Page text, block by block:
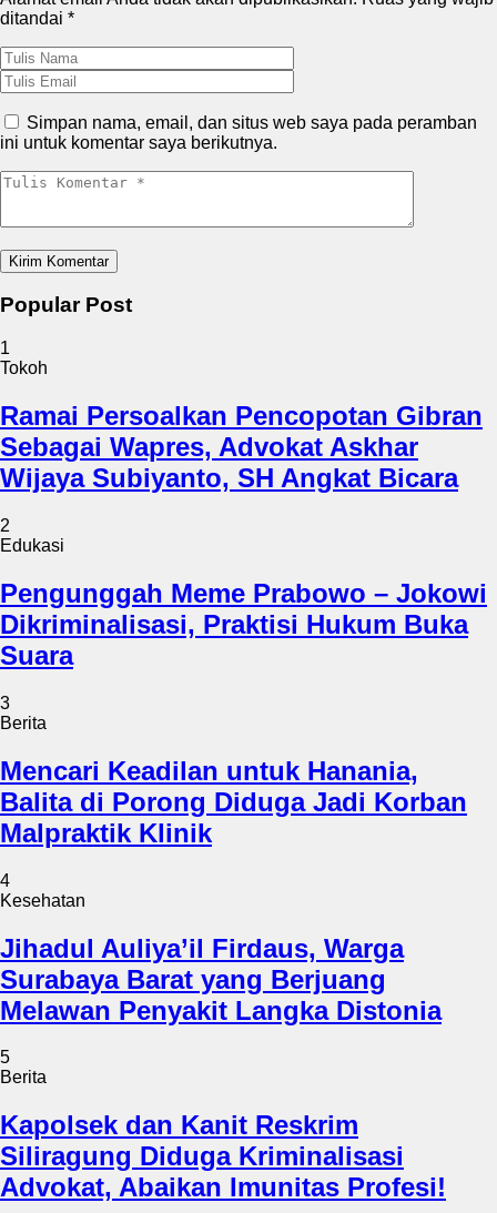
ditandai *
Simpan nama, email, dan situs web saya pada peramban
ini untuk komentar saya berikutnya.
Popular Post
1
Tokoh
Ramai Persoalkan Pencopotan Gibran
Sebagai Wapres, Advokat Askhar
Wijaya Subiyanto, SH Angkat Bicara
2
Edukasi
Pengunggah Meme Prabowo – Jokowi
Dikriminalisasi, Praktisi Hukum Buka
Suara
3
Berita
Mencari Keadilan untuk Hanania,
Balita di Porong Diduga Jadi Korban
Malpraktik Klinik
4
Kesehatan
Jihadul Auliya’il Firdaus, Warga
Surabaya Barat yang Berjuang
Melawan Penyakit Langka Distonia
5
Berita
Kapolsek dan Kanit Reskrim
Siliragung Diduga Kriminalisasi
Advokat, Abaikan Imunitas Profesi!